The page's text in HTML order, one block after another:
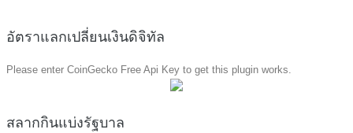
อัตราแลกเปลี่ยนเงินดิจิทัล
Please enter CoinGecko Free Api Key to get this plugin works.
สลากกินแบ่งรัฐบาล